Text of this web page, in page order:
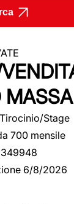
MASSA
Tirocinio/Stage
700 mensile
349948
6/8/2026